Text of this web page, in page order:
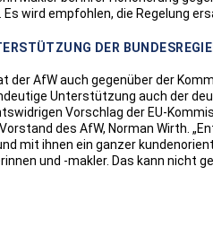
wird empfohlen, die Regelung
DER
der AfW auch gegenüber der
Unterstützung auch der
Vorschlag der EU-
des AfW, Norman Wirth.
mit ihnen ein ganzer
und -makler. Das kann nicht